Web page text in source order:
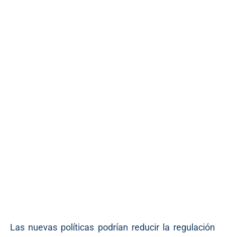
Las nuevas políticas podrían reducir la regulación